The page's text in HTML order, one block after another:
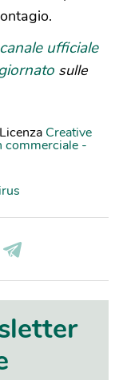
ufficiale
sulle
Creative
commerciale -